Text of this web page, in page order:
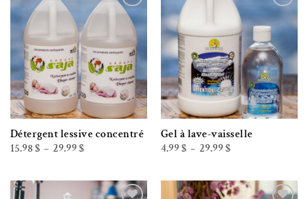
Ajouter à la liste de souhaits
Détergent lessive concentré
15.98 $ – 29.99 $Plage
de
à
29.99 $
Ajouter à la liste de souhaits
Gel à lave-vaisselle
4.99 $ – 29.99 $Plage
de
à
29.99 $